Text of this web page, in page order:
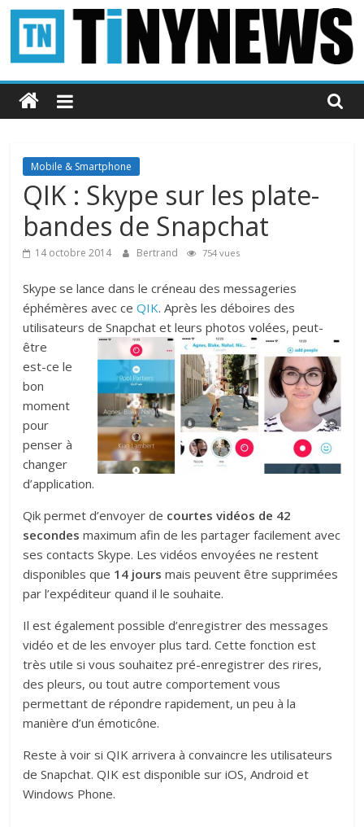
Passer
contenu
Tinynews
Le
belge
connecté
Mobile & Smartphone
QIK : Skype sur les plate-
bandes de Snapchat
14 octobre 2014 Bertrand 754 vues
Skype se lance dans le créneau des messageries
éphémères avec ceQIK. Après les déboires des
utilisateurs de Snapchat et leursphotos volées, peut-
être
est-ce le
bon
moment
pour
penser à
changer
d’application.
Qik permet d’envoyer de courtes vidéos de 42
secondes maximum afin de les partager facilement avec
ses contacts Skype. Les vidéos envoyées ne restent
disponibles que 14 jours mais peuvent être supprimées
par l’expéditeur quand il le souhaite.
Il est également possible d’enregistrer des messages
vidéo et de les envoyer plus tard. Cette fonction est
très utile si vous souhaitez pré-enregistrer des rires,
des pleurs, ou tout autre comportement vous
permettant de répondre rapidement, un peu à la
manière d’un émoticône.
Reste à voir si QIK arrivera à convaincre les utilisateurs
de Snapchat. QIK est disponible sur iOS, Android et
Windows Phone.